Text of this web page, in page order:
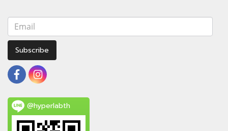
Subscribe
@hyperlabth